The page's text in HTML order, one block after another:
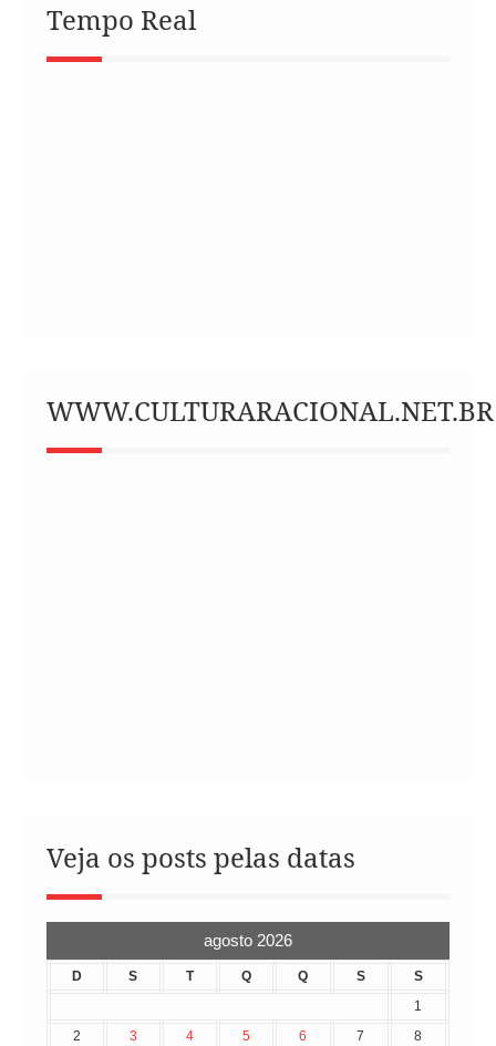
Tempo Real
WWW.CULTURARACIONAL.NET.BR
Veja os posts pelas datas
agosto 2026
D S T Q Q S
S
1
2
3 4 5 6 7
8